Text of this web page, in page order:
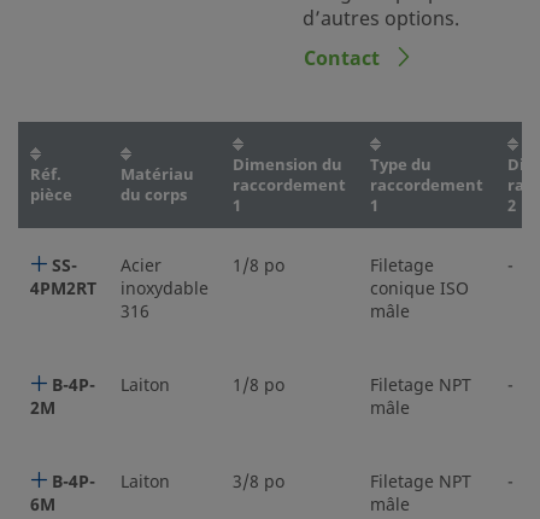
d’autres options.
Contact
Réf.
pièce
Matériau
du corps
Dimension du
raccordement
1
Type du
raccordement
1
2
SS-
4PM2RT
Acier
inoxydable
316
1/8 po
Filetage
conique ISO
mâle
-
B-4P-
2M
Laiton 1/8 po
Filetage NPT
mâle
-
B-4P-
6M
Laiton 3/8 po
Filetage NPT
mâle
-